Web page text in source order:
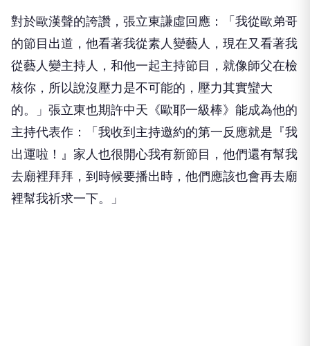
對於歐漢聲的誇讚，張立東謙虛回應：「我從歐弟哥
的節目出道，他看著我從素人變藝人，現在又看著我
從藝人變主持人，和他一起主持節目，就像師父在檢
核你，所以說沒壓力是不可能的，壓力其實蠻大
的。」張立東也期許中天《歐耶一級棒》能成為他的
主持代表作：「我收到主持邀約的第一反應就是『我
出運啦！』家人也很開心我有新節目，他們還有幫我
去廟裡拜拜，到時候要播出時，他們應該也會再去廟
裡幫我祈求一下。」